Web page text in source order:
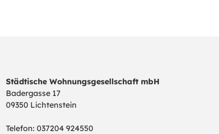
Städtische Wohnungsgesellschaft mbH
Badergasse 17
09350 Lichtenstein
Telefon: 037204 924550